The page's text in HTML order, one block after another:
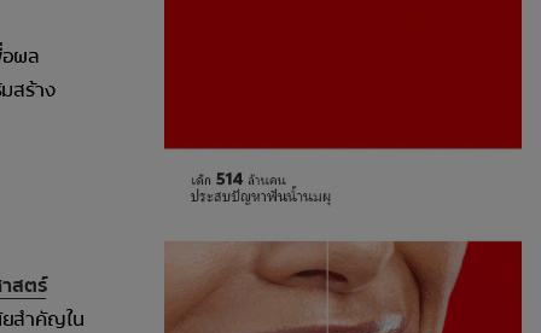
อผล
สร้าง
สตร์
ยสำคัญใน